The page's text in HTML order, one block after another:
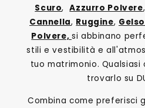
Scuro,Azzurro Polvere,
Cannella, Ruggine, Gelso
Polvere, si abbinano
stili e vestibilità e
tuo matrimonio.
trovarlo su
Combina come preferisci